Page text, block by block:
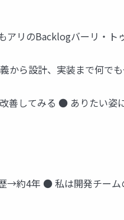
アリのBacklogバーリ・
から設計、実装まで何で
してみる ● ありたい姿
約4年 ● 私は開発チー